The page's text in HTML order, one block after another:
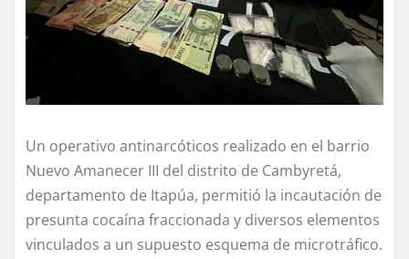
Un operativo antinarcóticos realizado en el barrio
Nuevo Amanecer III del distrito de Cambyretá,
departamento de Itapúa, permitió la incautación de
presunta cocaína fraccionada y diversos elementos
vinculados a un supuesto esquema de microtráfico.